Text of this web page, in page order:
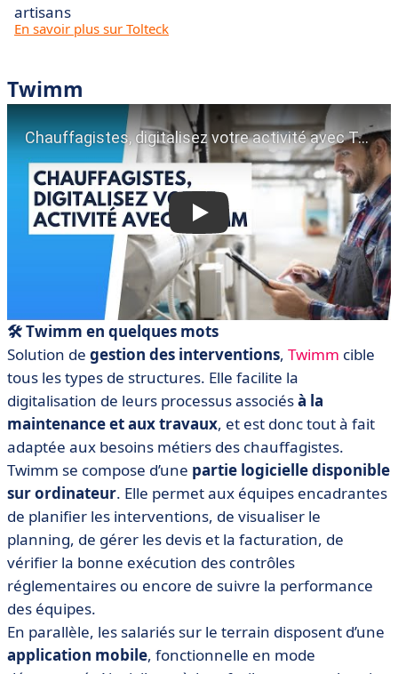
artisans
En savoir plus sur Tolteck
Twimm
🛠️ Twimm en quelques mots
Solution de gestion des interventions, Twimm cible
tous les types de structures. Elle facilite la
digitalisation de leurs processus associésà la
maintenance et aux travaux, et est donc tout à fait
adaptée aux besoins métiers des chauffagistes.
Twimm se compose d’une partie logicielle disponible
sur ordinateur. Elle permet aux équipes encadrantes
de planifier les interventions, de visualiser le
planning, de gérer les devis et la facturation, de
vérifier la bonne exécution des contrôles
réglementaires ou encore de suivre la performance
des équipes.
En parallèle, les salariés sur le terrain disposent d’une
application mobile, fonctionnelle en mode